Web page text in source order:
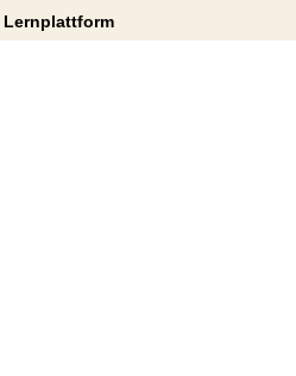
Lernplattform